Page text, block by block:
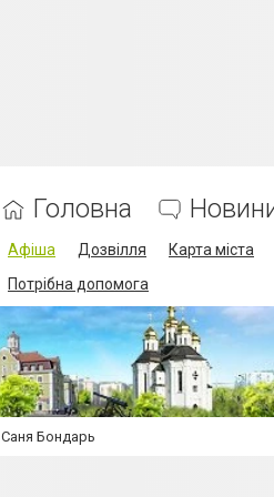
Головна
Афіша Дозвілля
Карта міста
Потрібна допомога
Саня Бондарь